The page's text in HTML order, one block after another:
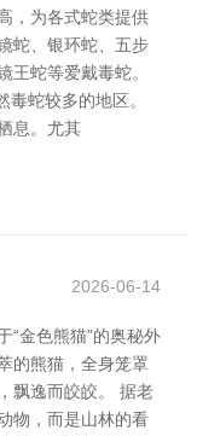
，为各式蛇类提供
蛇、银环蛇、五步
王蛇等爱戴毒蛇。
蛇较多的地区。
息。尤其
2026-06-14
“金色熊猫”的奥秘外
的熊猫，全身笼罩
飘逸而皎皎。 据老
物，而是山林的看